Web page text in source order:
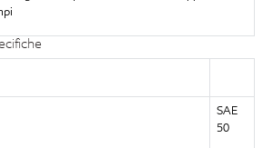
SAE
50